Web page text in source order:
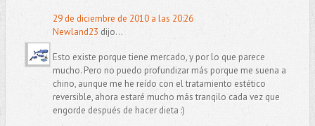
29 de diciembre de 2010 a las 20:26
Newland23 dijo...
Esto existe porque tiene mercado, y por lo que parece
mucho. Pero no puedo profundizar más porque me suena a
chino, aunque me he reído con el tratamiento estético
reversible, ahora estaré mucho más tranqilo cada vez que
engorde después de hacer dieta :)